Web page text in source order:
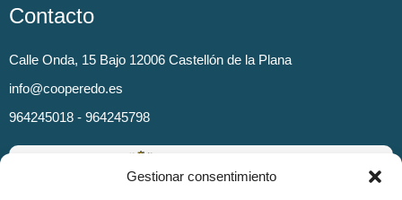
Gestionar consentimiento
Contacto
Calle Onda, 15 Bajo 12006 Castellón de la Plana
info@cooperedo.es
964245018 - 964245798